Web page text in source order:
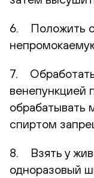
6. Положить
7. Обработать
венепункцией
обрабатывать
спиртом
8. Взять у
одноразовый